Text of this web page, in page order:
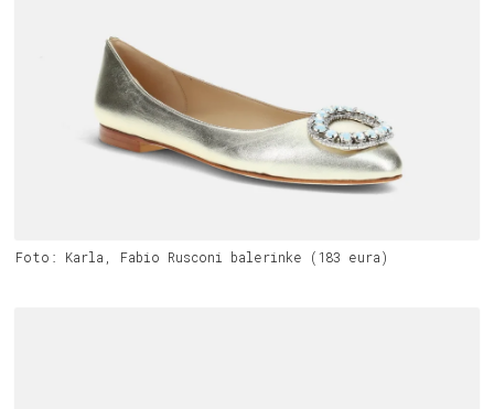
Foto: Karla, Fabio Rusconi balerinke (183 eura)